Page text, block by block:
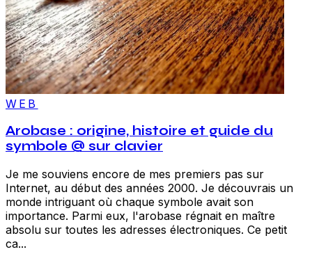
WEB
Arobase : origine, histoire et guide du
symbole @ sur clavier
Je me souviens encore de mes premiers pas sur
Internet, au début des années 2000. Je découvrais un
monde intriguant où chaque symbole avait son
importance. Parmi eux, l'arobase régnait en maître
absolu sur toutes les adresses électroniques. Ce petit
ca...